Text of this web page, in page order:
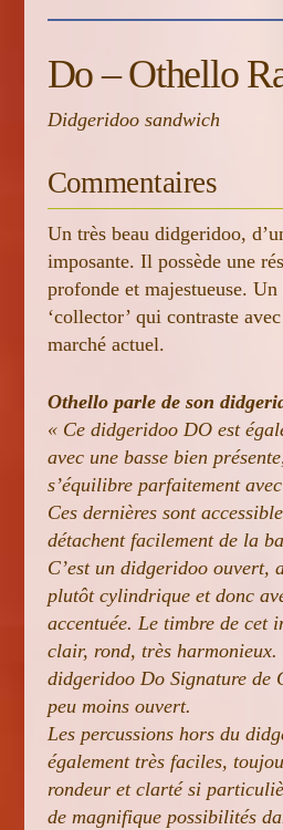
Do – Othello
Didgeridoo sandwich
Commentaires
Un très beau didgeridoo,
imposante. Il possède une
profonde et majestueuse.
‘collector’ qui contraste
marché actuel.
Othello parle de son
« Ce didgeridoo DO est
avec une basse bien
s’équilibre parfaitement
Ces dernières sont
détachent facilement de la
C’est un didgeridoo ouvert,
plutôt cylindrique et donc
accentuée. Le timbre de cet
clair, rond, très harmonieux.
didgeridoo Do Signature de
peu moins ouvert.
Les percussions hors du
également très faciles,
rondeur et clarté si
de magnifique possibilités